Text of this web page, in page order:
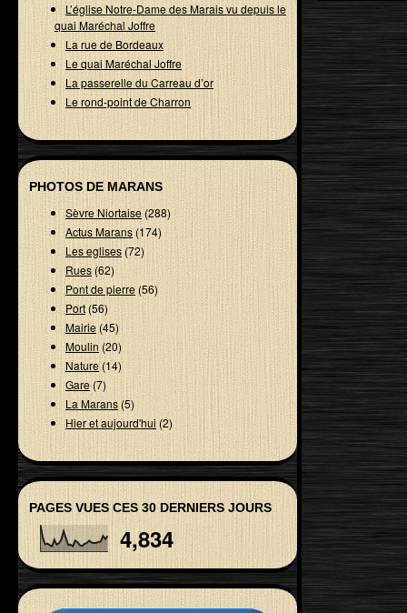
L’église Notre-Dame des Marais vu depuis le
quai Maréchal Joffre
La rue de Bordeaux
Le quai Maréchal Joffre
La passerelle du Carreau d’or
Le rond-point de Charron
PHOTOS DE MARANS
Sèvre Niortaise(288)
Actus Marans (174)
Les eglises(72)
Rues(62)
Pont de pierre(56)
Port(56)
Mairie(45)
Moulin(20)
Nature(14)
Gare (7)
La Marans(5)
Hier et aujourd'hui (2)
PAGES VUES CES 30 DERNIERS JOURS
4,834